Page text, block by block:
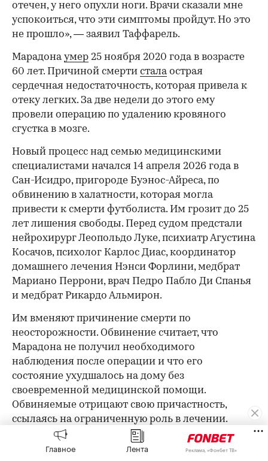
00:00
отечен, у него опухли ноги. Врачи сказали мне
успокоиться, что эти симптомы пройдут. Но это
не прошло», — заявил Таффарель.
Марадонаумер 25 ноября 2020 года в возрасте
60 лет. Причиной смерти сталаострая
сердечная недостаточность, которая привела к
отеку легких. За две недели до этого ему
провели операцию по удалению кровяного
сгустка в мозге.
Новый процесс над семью медицинскими
специалистами начался 14 апреля 2026 года в
Сан-Исидро, пригороде Буэнос-Айреса, по
обвинению в халатности, которая могла
привести к смерти футболиста. Им грозит до 25
лет лишения свободы. Перед судом предстали
нейрохирург Леопольдо Луке, психиатр Агустина
Косачов, психолог Карлос Диас, координатор
домашнего лечения Нэнси Форлини, медбрат
Мариано Перрони, врач Педро Пабло Ди Спанья
и медбрат Рикардо Альмирон.
Им вменяют причинение смерти по
неосторожности. Обвинение считает, что
Марадона не получил необходимого
наблюдения после операции и что его
состояние ухудшалось на дому без
своевременной медицинской помощи.
Обвиняемые отрицают свою причастность,
ссылаясь на ограниченную роль в лечении.
Это повторный процесс: первый, начавшийся в
Главное Лента Реклама, «Фонбет ТВ»